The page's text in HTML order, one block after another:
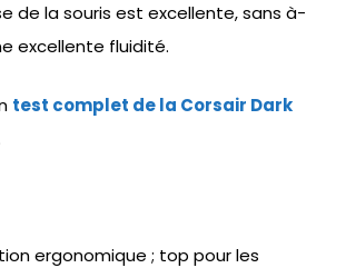
de la souris est excellente, sans à-
excellente fluidité.
test complet de la Corsair Dark
ergonomique ; top pour les